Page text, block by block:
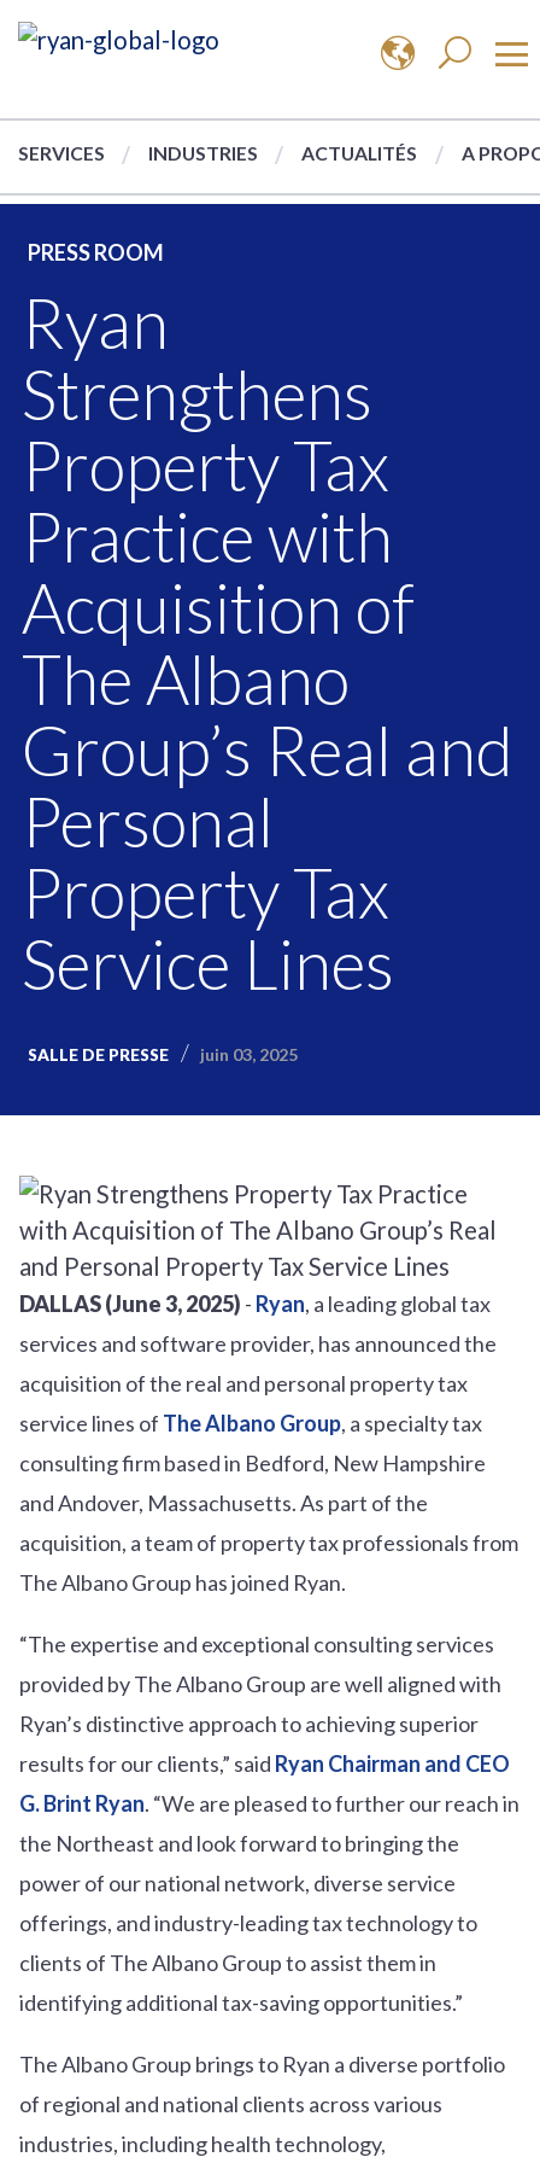
SERVICES INDUSTRIES ACTUALITÉS A
PRESS ROOM
Ryan
Strengthens
Property Tax
Practice with
Acquisition of
The Albano
Group’s Real and
Personal
Property Tax
Service Lines
SALLE DE PRESSE juin 03, 2025
DALLAS (June 3, 2025) - Ryan, a leading global tax
services and software provider, has announced the
acquisition of the real and personal property tax
service lines of The Albano Group, a specialty tax
consulting firm based in Bedford, New Hampshire
and Andover, Massachusetts. As part of the
acquisition, a team of property tax professionals from
The Albano Group has joined Ryan.
“The expertise and exceptional consulting services
provided by The Albano Group are well aligned with
Ryan’s distinctive approach to achieving superior
results for our clients,” said Ryan Chairman and CEO
G. Brint Ryan. “We are pleased to further our reach in
the Northeast and look forward to bringing the
power of our national network, diverse service
offerings, and industry-leading tax technology to
clients of The Albano Group to assist them in
identifying additional tax-saving opportunities.”
The Albano Group brings to Ryan a diverse portfolio
of regional and national clients across various
industries, including health technology,